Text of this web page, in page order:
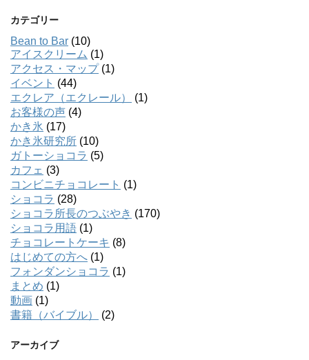
カテゴリー
Bean to Bar (10)
アイスクリーム (1)
アクセス・マップ(1)
イベント (44)
エクレア（エクレール）
(1)
お客様の声 (4)
かき氷 (17)
かき氷研究所 (10)
ガトーショコラ (5)
カフェ (3)
コンビニチョコレート (1)
ショコラ (28)
ショコラ所長のつぶやき (170)
ショコラ用語 (1)
チョコレートケーキ (8)
はじめての方へ (1)
フォンダンショコラ (1)
まとめ (1)
動画 (1)
書籍（バイブル）
(2)
アーカイブ